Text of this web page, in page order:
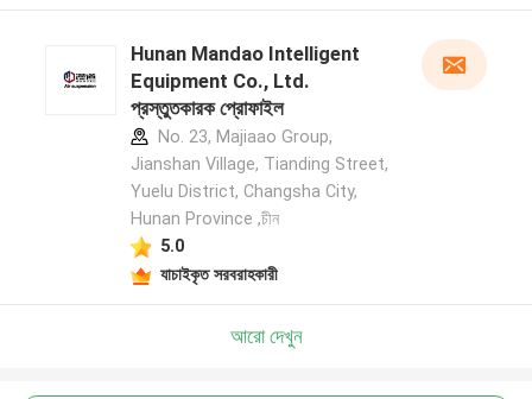
Hunan Mandao Intelligent
Equipment Co., Ltd.
প্রস্তুতকারক প্রোফাইল
No. 23, Majiaao Group,
Jianshan Village, Tianding Street,
Yuelu District, Changsha City,
Hunan Province ,চীন
5.0
যাচাইকৃত সরবরাহকারী
আরো দেখুন